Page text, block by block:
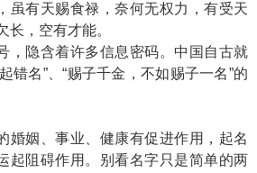
虽有天赐食禄，奈何无权力，有受天
长，空有才能。
，隐含着许多信息密码。中国自古就
错名”、“赐子千金，不如赐子一名”的
婚姻、事业、健康有促进作用，起名
起阻碍作用。别看名字只是简单的两